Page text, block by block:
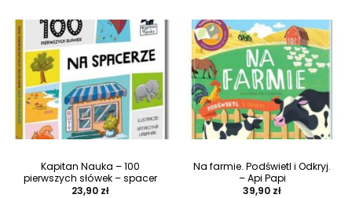
Kapitan Nauka – 100
pierwszych słówek – spacer
23,90 zł
Na farmie. Podświetl i Odkryj.
– Api Papi
39,90 zł